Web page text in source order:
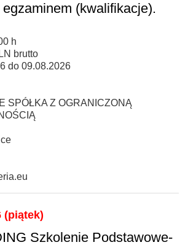
(kwalifikacje).
h
brutto
do 09.08.2026
SPÓŁKA Z OGRANICZONĄ
(piątek)
Szkolenie Podstawowe-